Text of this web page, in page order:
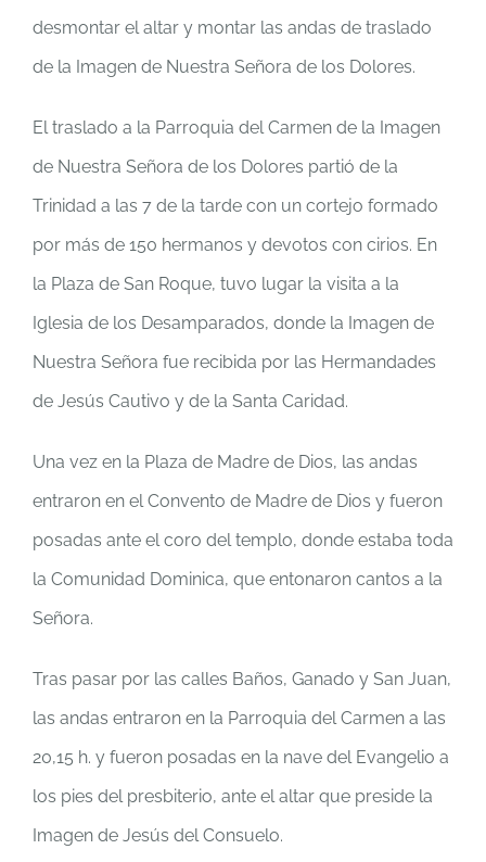
desmontar el altar y montar las andas de traslado
de la Imagen de Nuestra Señora de los Dolores.
El traslado a la Parroquia del Carmen de la Imagen
de Nuestra Señora de los Dolores partió de la
Trinidad a las 7 de la tarde con un cortejo formado
por más de 150 hermanos y devotos con cirios. En
la Plaza de San Roque, tuvo lugar la visita a la
Iglesia de los Desamparados, donde la Imagen de
Nuestra Señora fue recibida por las Hermandades
de Jesús Cautivo y de la Santa Caridad.
Una vez en la Plaza de Madre de Dios, las andas
entraron en el Convento de Madre de Dios y fueron
posadas ante el coro del templo, donde estaba toda
la Comunidad Dominica, que entonaron cantos a la
Señora.
Tras pasar por las calles Baños, Ganado y San Juan,
las andas entraron en la Parroquia del Carmen a las
20,15 h. y fueron posadas en la nave del Evangelio a
los pies del presbiterio, ante el altar que preside la
Imagen de Jesús del Consuelo.